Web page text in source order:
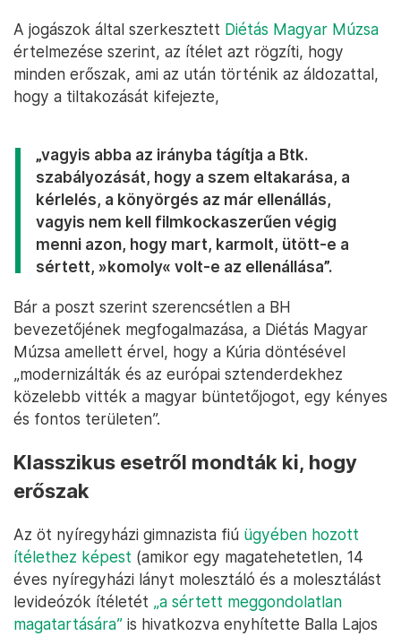
A jogászok által szerkesztett Diétás Magyar Múzsa
értelmezése szerint, az ítélet azt rögzíti, hogy
minden erőszak, ami az után történik az áldozattal,
hogy a tiltakozását kifejezte,
„vagyis abba az irányba tágítja a Btk.
szabályozását, hogy a szem eltakarása, a
kérlelés, a könyörgés az már ellenállás,
vagyis nem kell filmkockaszerűen végig
menni azon, hogy mart, karmolt, ütött-e a
sértett, »komoly« volt-e az ellenállása”.
Bár a poszt szerint szerencsétlen a BH
bevezetőjének megfogalmazása, a Diétás Magyar
Múzsa amellett érvel, hogy a Kúria döntésével
„modernizálták és az európai sztenderdekhez
közelebb vitték a magyar büntetőjogot, egy kényes
és fontos területen”.
Klasszikus esetről mondták ki, hogy
erőszak
Az öt nyíregyházi gimnazista fiú ügyében hozott
ítélethez képest (amikor egy magatehetetlen, 14
éves nyíregyházi lányt molesztáló és a molesztálást
levideózók ítéletét „a sértett meggondolatlan
magatartására” is hivatkozva enyhítette Balla Lajos